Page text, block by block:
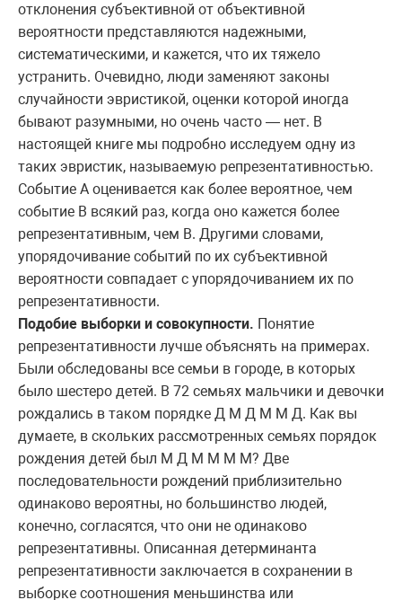
отклонения субъективной от объективной
вероятности представляются надежными,
систематическими, и кажется, что их тяжело
устранить. Очевидно, люди заменяют законы
случайности эвристикой, оценки которой иногда
бывают разумными, но очень часто — нет. В
настоящей книге мы подробно исследуем одну из
таких эвристик, называемую репрезентативностью.
Событие А оценивается как более вероятное, чем
событие В всякий раз, когда оно кажется более
репрезентативным, чем В. Другими словами,
упорядочивание событий по их субъективной
вероятности совпадает с упорядочиванием их по
репрезентативности.
Подобие выборки и совокупности. Понятие
репрезентативности лучше объяснять на примерах.
Были обследованы все семьи в городе, в которых
было шестеро детей. В 72 семьях мальчики и девочки
рождались в таком порядке Д М Д М М Д. Как вы
думаете, в скольких рассмотренных семьях порядок
рождения детей был М Д М М М М? Две
последовательности рождений приблизительно
одинаково вероятны, но большинство людей,
конечно, согласятся, что они не одинаково
репрезентативны. Описанная детерминанта
репрезентативности заключается в сохранении в
выборке соотношения меньшинства или